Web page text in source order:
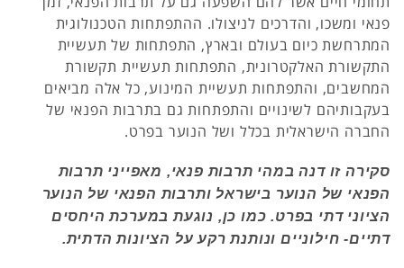
פנאי ומשכו, והדרכים לניצולו. ההתפתחות הטכנולוגית
המתרחשת כיום בעולם ובארץ, התפתחות של תעשיית
התקשורת האלקטרונית, התפתחות תעשיית תקשורת
המחשבים, והתפתחות תעשיית המינוע, כל אלה מביאים
בעקבותיהם לשינויים והתפתחות גם בתרבות הפנאי של
החברה הישראלית בכלל ושל הנוער בפרט.
סקירה זו דנה במהי תרבות פנאי, מאפייני תרבות
הפנאי של הנוער בישראל ותרבות הפנאי של הנוער
הציוני דתי בפרט. כמו כן, נוגעת במערכת היחסים
דתיים- חילוניים ונותנת רקע על הציונות הדתית.